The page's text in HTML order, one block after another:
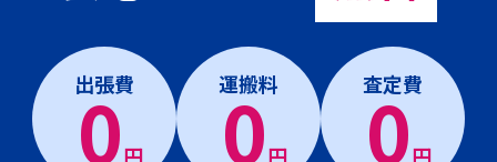
出張費
0円
運搬料
0円
査定費
0円